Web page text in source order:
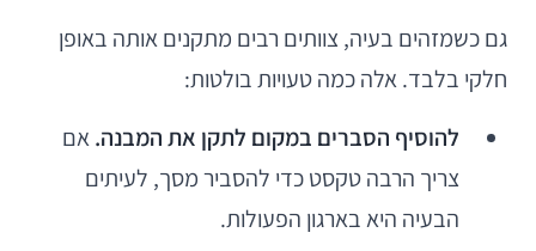
גם כשמזהים בעיה, צוותים רבים מתקנים אותה באופן
חלקי בלבד. אלה כמה טעויות בולטות:
להוסיף הסברים במקום לתקן את המבנה.אם
צריך הרבה טקסט כדי להסביר מסך, לעיתים
הבעיה היא בארגון הפעולות.